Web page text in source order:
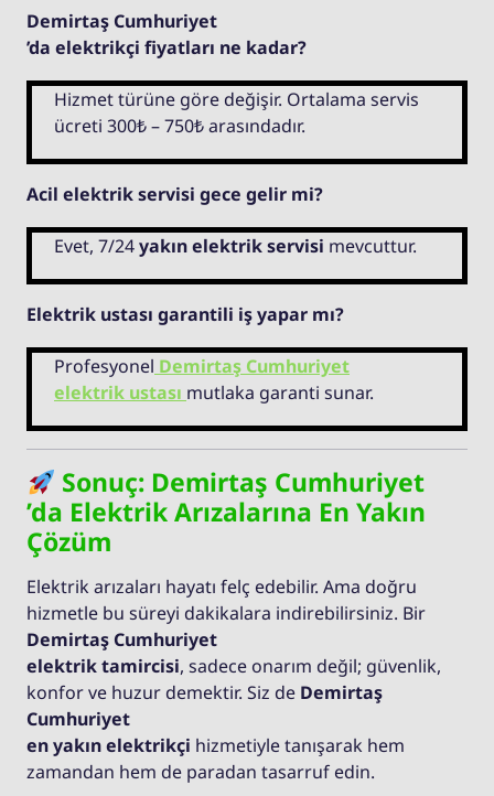
Demirtaş Cumhuriyet
’da elektrikçi fiyatları ne kadar?
Hizmet türüne göre değişir. Ortalama servis
ücreti 300₺ – 750₺ arasındadır.
Acil elektrik servisi gece gelir mi?
Evet, 7/24yakın elektrik servisi mevcuttur.
Elektrik ustası garantili iş yapar mı?
Profesyonel Demirtaş Cumhuriyet
elektrik ustası mutlaka garanti sunar.
Sonuç: Demirtaş Cumhuriyet
’da Elektrik Arızalarına En Yakın
Çözüm
Elektrik arızaları hayatı felç edebilir. Ama doğru
hizmetle bu süreyi dakikalara indirebilirsiniz. Bir
Demirtaş Cumhuriyet
elektrik tamircisi, sadece onarım değil; güvenlik,
konfor ve huzur demektir. Siz de Demirtaş
Cumhuriyet
en yakın elektrikçi hizmetiyle tanışarak hem
zamandan hem de paradan tasarruf edin.